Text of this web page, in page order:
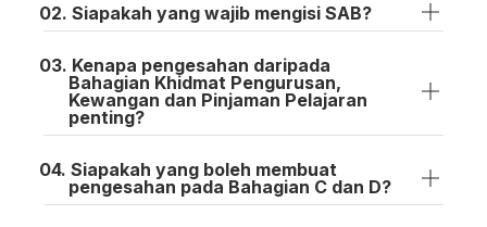
Siapakah yang wajib mengisi SAB?
Kenapa pengesahan daripada
Bahagian Khidmat Pengurusan,
Kewangan dan Pinjaman Pelajaran
penting?
Siapakah yang boleh membuat
pengesahan pada Bahagian C dan D?